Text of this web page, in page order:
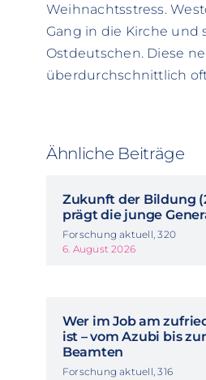
Weihnachtsstress.
Gang in die Kirche und
Ostdeutschen. Diese
überdurchschnittlich
Ähnliche Beiträge
Zukunft der Bildung
prägt die junge
Forschung aktuell, 320
6. August 2026
Wer im Job am
ist – vom Azubi bis
Beamten
Forschung aktuell, 316